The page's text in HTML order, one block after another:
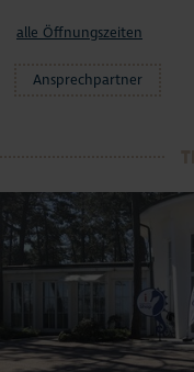
alle Öffnungszeiten
Ansprechpartner